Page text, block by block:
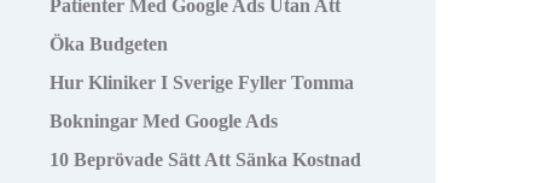
Patienter Med Google Ads Utan Att
Öka Budgeten
Hur Kliniker I Sverige Fyller Tomma
Bokningar Med Google Ads
10 Beprövade Sätt Att Sänka Kostnad